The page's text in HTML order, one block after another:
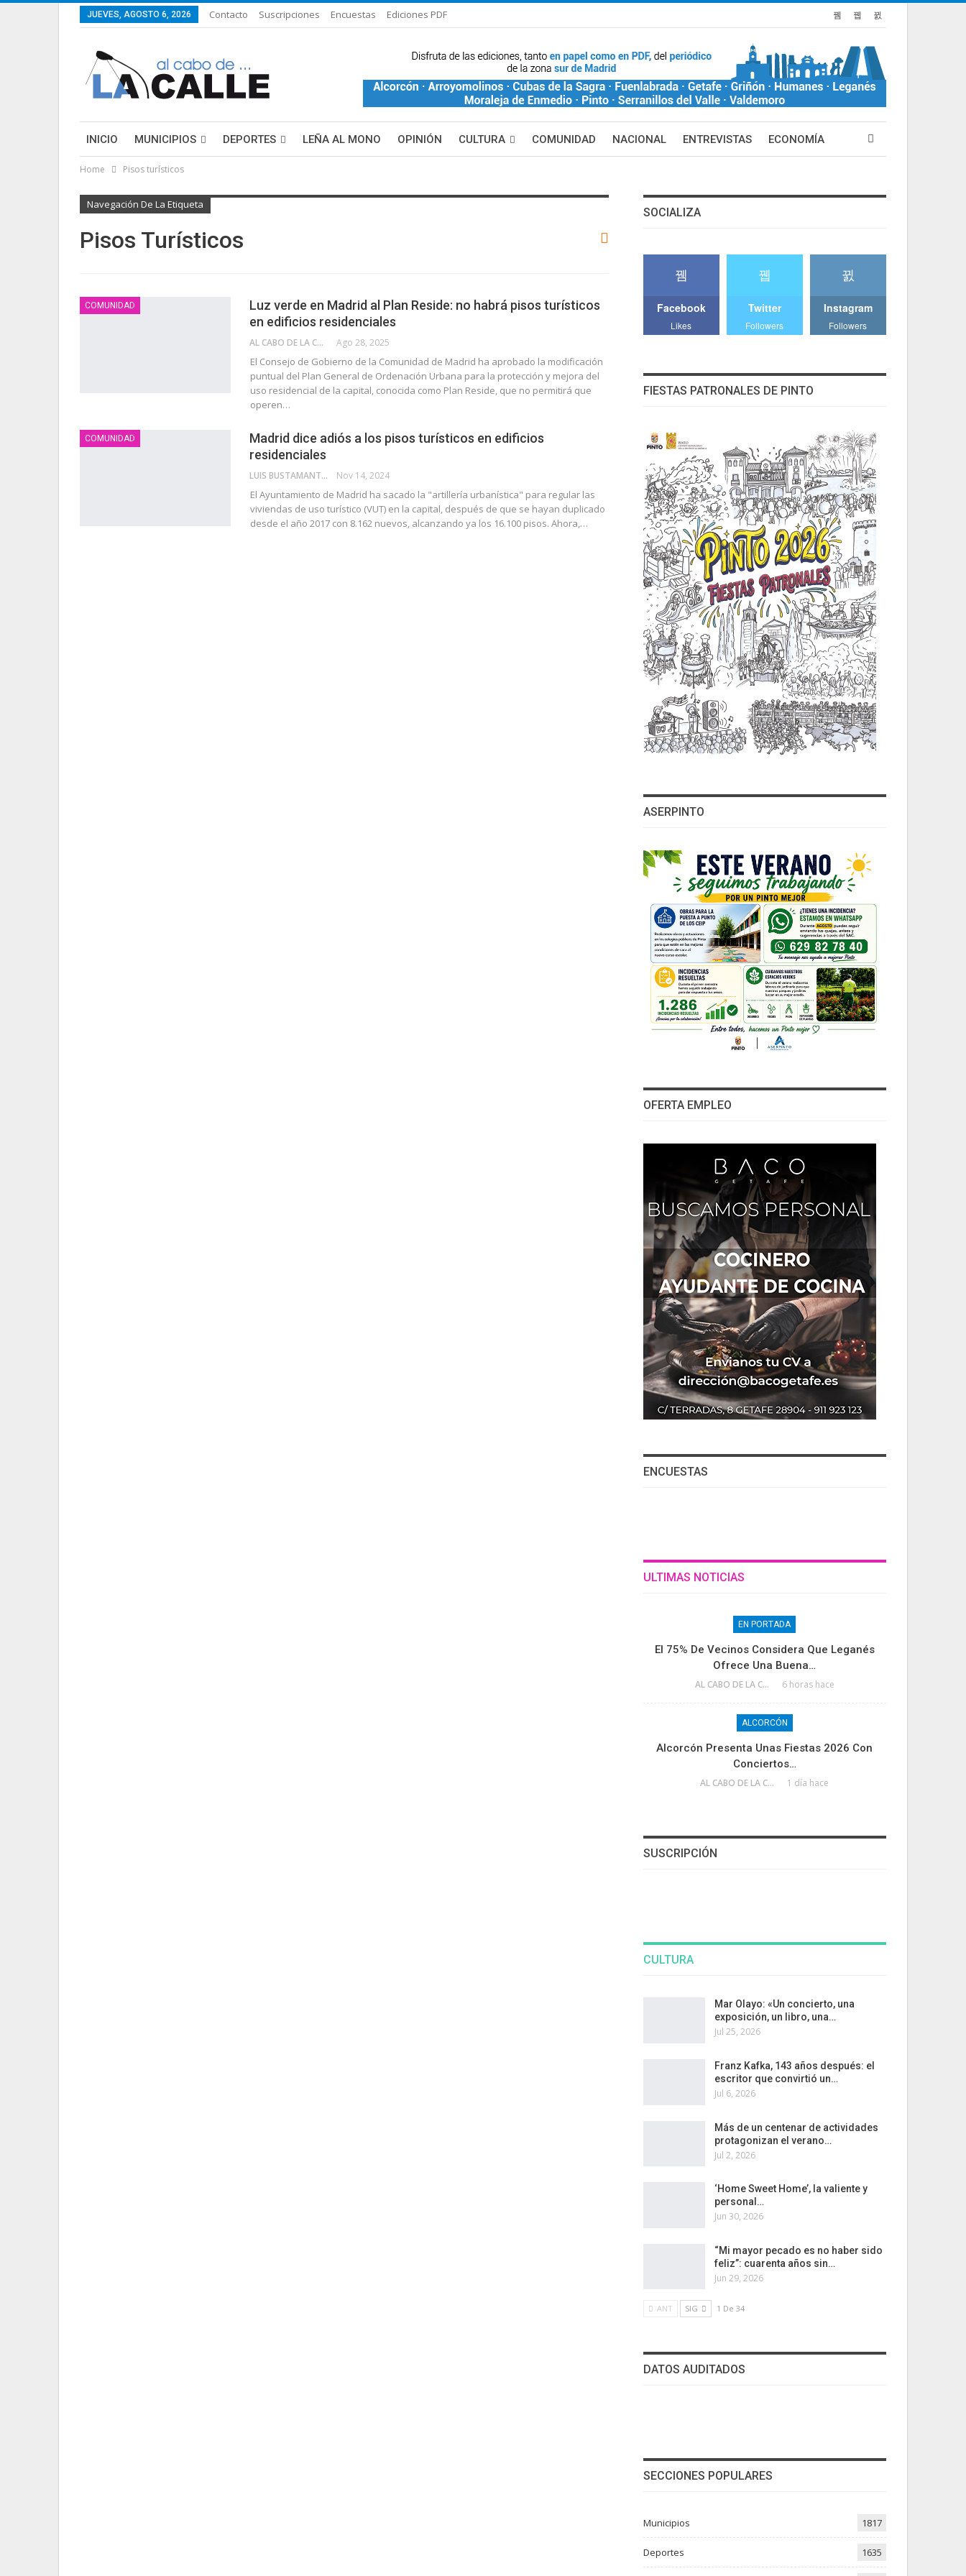
JUEVES, AGOSTO 6, 2026 Contacto Suscripciones Encuestas Ediciones PDF
INICIO MUNICIPIOS DEPORTES LEÑA AL MONO OPINIÓN CULTURA COMUNIDAD NACIONAL ENTREVISTAS ECONOMÍA
LIFESTYLE PURA FICCIÓN: LAS HISTORIAS DE BLANCA
Home Pisos turísticos
Navegación De La Etiqueta
Pisos Turísticos
COMUNIDAD
Luz verde en Madrid al Plan Reside: no habrá pisos turísticos
en edificios residenciales
AL CABO DE LA CALLE Ago 28, 2025
El Consejo de Gobierno de la Comunidad de Madrid ha aprobado la modificación
puntual del Plan General de Ordenación Urbana para la protección y mejora del
uso residencial de la capital, conocida como Plan Reside, que no permitirá que
operen…
COMUNIDAD
Madrid dice adiós a los pisos turísticos en edificios
residenciales
LUIS BUSTAMANTE VELARDE Nov 14, 2024
El Ayuntamiento de Madrid ha sacado la "artillería urbanística" para regular las
viviendas de uso turístico (VUT) en la capital, después de que se hayan duplicado
desde el año 2017 con 8.162 nuevos, alcanzando ya los 16.100 pisos. Ahora,…
SOCIALIZA
Facebook
Likes
Twitter
Followers
Instagram
Followers
FIESTAS PATRONALES DE PINTO
ASERPINTO
OFERTA EMPLEO
ENCUESTAS
ULTIMAS NOTICIAS
EN PORTADA
El 75% De Vecinos Considera Que Leganés
Ofrece Una Buena…
AL CABO DE LA CALLE 6 horas hace
ALCORCÓN
Alcorcón Presenta Unas Fiestas 2026 Con
Conciertos…
AL CABO DE LA CALLE 1 día hace
SUSCRIPCIÓN
CULTURA
Mar Olayo: «Un concierto, una
exposición, un libro, una…
Jul 25, 2026
Franz Kafka, 143 años después: el
escritor que convirtió un…
Jul 6, 2026
Más de un centenar de actividades
protagonizan el verano…
Jul 2, 2026
‘Home Sweet Home’, la valiente y
personal…
Jun 30, 2026
“Mi mayor pecado es no haber sido
feliz”: cuarenta años sin…
Jun 29, 2026
ANT SIG 1 De 34
DATOS AUDITADOS
SECCIONES POPULARES
Municipios 1817
Deportes 1635